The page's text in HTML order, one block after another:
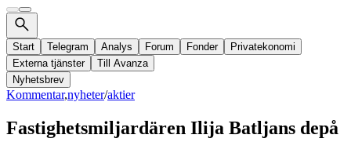
Start Telegram Analys Forum Fonder
Privatekonomi
Externa tjänster
Till Avanza
Nyhetsbrev
Kommentar,nyheter/aktier
Fastighetsmiljardären Ilija Batljans depå